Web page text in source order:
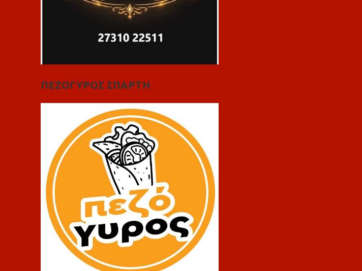
ΠΕΖΟΓΥΡΟΣ ΣΠΑΡΤΗ